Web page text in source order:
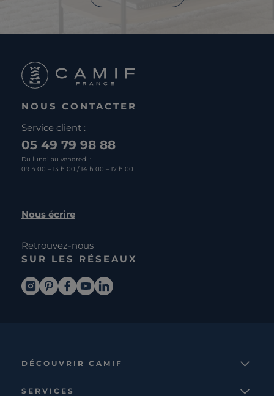
NOUS CONTACTER
Service client :
05 49 79 98 88
Du lundi au vendredi :
09 h 00 – 13 h 00 / 14 h 00 – 17 h 00
Nous écrire
Retrouvez-nous
SUR LES RÉSEAUX
DÉCOUVRIR CAMIF
SERVICES